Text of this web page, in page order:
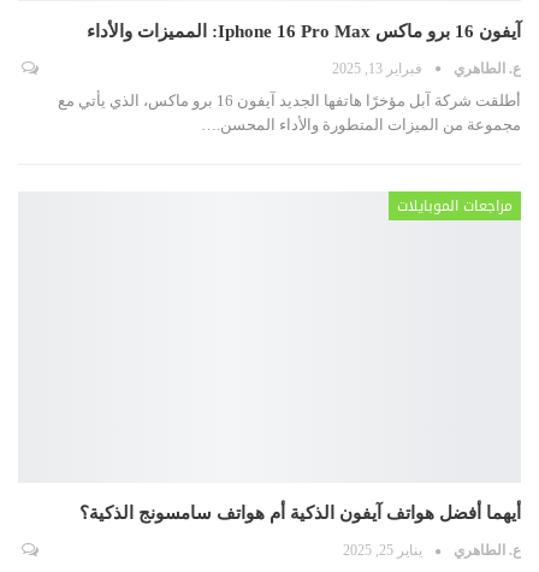
آيفون 16 برو ماكس Iphone 16 Pro Max: المميزات والأداء
ع. الطاهري فبراير 13, 2025
أطلقت شركة آبل مؤخرًا هاتفها الجديد آيفون 16 برو ماكس، الذي يأتي مع
مجموعة من الميزات المتطورة والأداء المحسن.…
مراجعات الموبايلات
أيهما أفضل هواتف آيفون الذكية أم هواتف سامسونج الذكية؟
ع. الطاهري يناير 25, 2025